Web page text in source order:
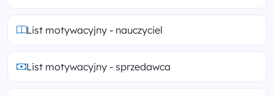
List motywacyjny - nauczyciel
List motywacyjny - sprzedawca